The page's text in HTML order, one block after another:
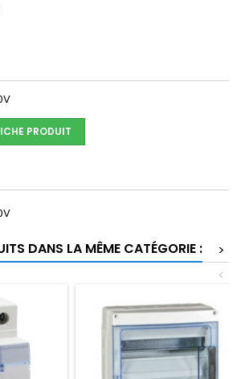
PRODUIT
DANS LA MÊME CATÉGORIE :
>
<